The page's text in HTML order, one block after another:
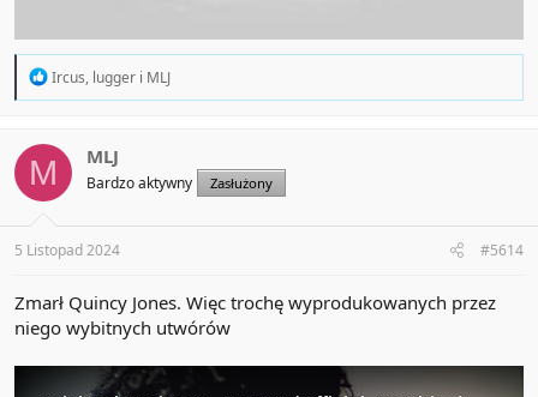
R
t
i
o
s
:
Ircus, lugger i MLJ
M MLJ
Bardzo aktywny Zasłużony
5 Listopad 2024 #5614
Zmarł Quincy Jones. Więc trochę wyprodukowanych przez
niego wybitnych utwórów